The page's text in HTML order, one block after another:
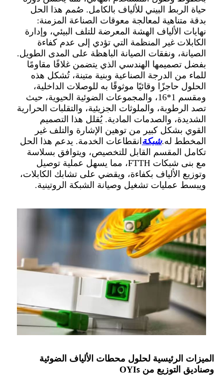
حياة الربط البيني للألياف بالكامل. صُمم هذا الحل
بدقة متناهية لمعالجة معوقات الصناعة المزمنة:
نهايات الألياف الهشة المعرضة للتلف البيئي، وإدارة
الكابلات غير المنظمة التي تؤدي إلى عدم كفاءة
الصيانة، ونفقات الصيانة الباهظة على المدى الطويل.
بفضل تصميمها الهندسي الذي يتضمن غلافًا مقاومًا
للماء من الدرجة الصناعية وبنية متينة، تُشكل هذه
الحلول حاجزًا وقائيًا موثوقًا به للوصلات الداخلية،
ومقسم 1*16، والمجموعات الضوئية الحيوية، حيث
تصد الرطوبة، والملوثات الجزيئية، والتقلبات الحرارية
الشديدة، والصدمات المادية. يُقلل هذا التصميم
القوي بشكل كبير من توهين الإشارة والتلف غير
المخطط له.شبكةانقطاعات الخدمة. يدعم هذا الحل
تكامل المقسم القابل للتخصيص، ويتوافق بسلاسة
مع بنى شبكات FTTH، مما يسهل عملية توصيل
وتوزيع الألياف بكفاءة، ويقضي على تشابك الكابلات،
ويبسط عمليات تشغيل وصيانة الشبكة الروتينية.
الميزات الرئيسية لحلول محطات الألياف الضوئية
وصناديق التوزيع من OYI s